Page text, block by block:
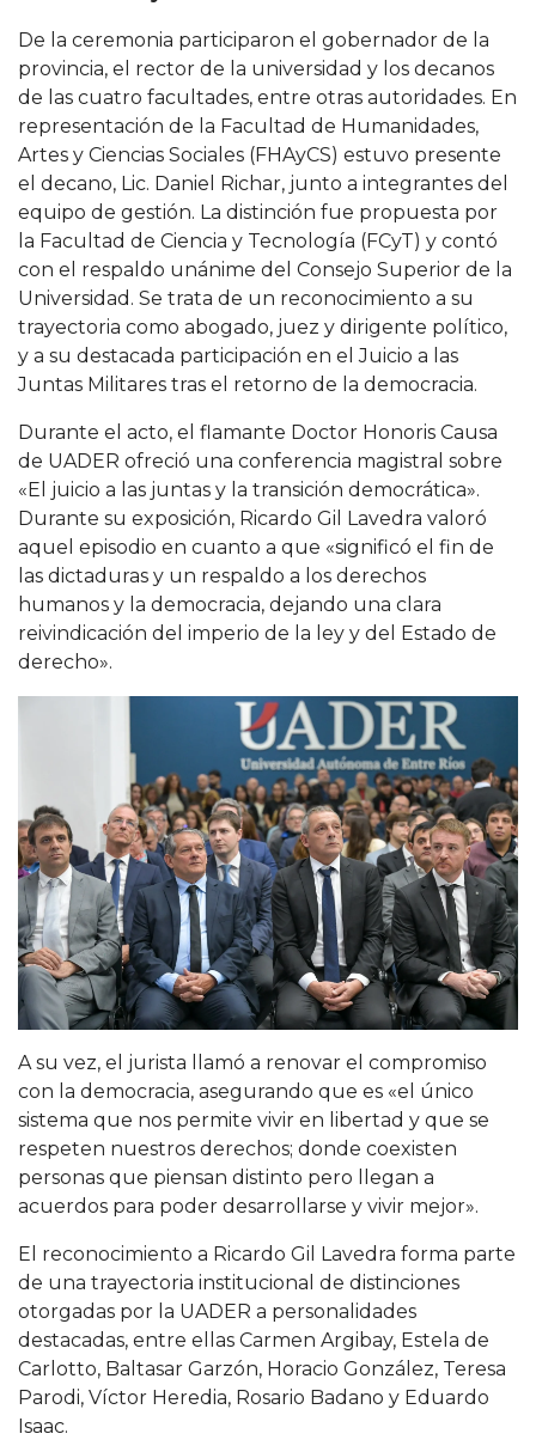
De la ceremonia participaron el gobernador de la
provincia, el rector de la universidad y los decanos
de las cuatro facultades, entre otras autoridades. En
representación de la Facultad de Humanidades,
Artes y Ciencias Sociales (FHAyCS) estuvo presente
el decano, Lic. Daniel Richar, junto a integrantes del
equipo de gestión. La distinción fue propuesta por
la Facultad de Ciencia y Tecnología (FCyT) y contó
con el respaldo unánime del Consejo Superior de la
Universidad. Se trata de un reconocimiento a su
trayectoria como abogado, juez y dirigente político,
y a su destacada participación en el Juicio a las
Juntas Militares tras el retorno de la democracia.
Durante el acto, el flamante Doctor Honoris Causa
de UADER ofreció una conferencia magistral sobre
«El juicio a las juntas y la transición democrática».
Durante su exposición, Ricardo Gil Lavedra valoró
aquel episodio en cuanto a que «significó el fin de
las dictaduras y un respaldo a los derechos
humanos y la democracia, dejando una clara
reivindicación del imperio de la ley y del Estado de
derecho».
A su vez, el jurista llamó a renovar el compromiso
con la democracia, asegurando que es «el único
sistema que nos permite vivir en libertad y que se
respeten nuestros derechos; donde coexisten
personas que piensan distinto pero llegan a
acuerdos para poder desarrollarse y vivir mejor».
El reconocimiento a Ricardo Gil Lavedra forma parte
de una trayectoria institucional de distinciones
otorgadas por la UADER a personalidades
destacadas, entre ellas Carmen Argibay, Estela de
Carlotto, Baltasar Garzón, Horacio González, Teresa
Parodi, Víctor Heredia, Rosario Badano y Eduardo
Isaac.